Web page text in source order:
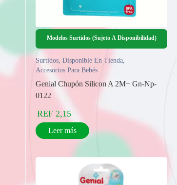
Modelos Surtidos (Sujeto A Disponibilidad)
Surtidos, Disponible En Tienda,
Accesorios Para Bebés
Genial Chupón Silicon A 2M+ Gn-Np-
0122
REF 2,15
Leer más